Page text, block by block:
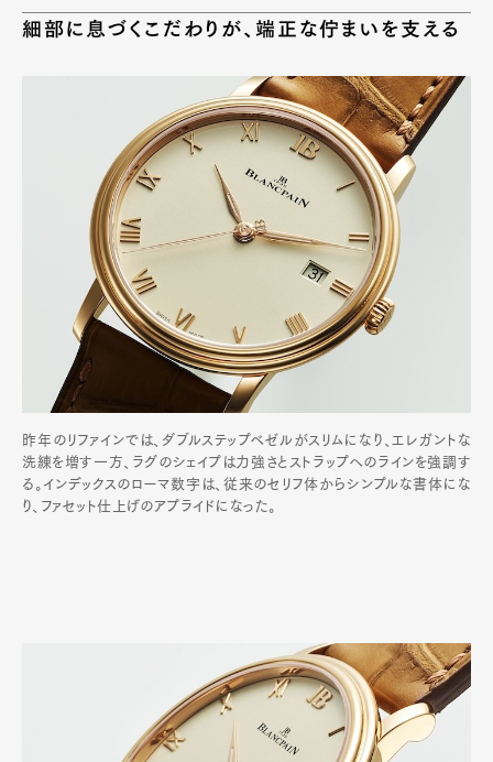
細部に息づくこだわりが、端正な佇まいを支える
昨年のリファインでは、ダブルステップベゼルがスリムになり、エレガントな
洗練を増す一方、ラグのシェイプは力強さとストラップへのラインを強調す
る。インデックスのローマ数字は、従来のセリフ体からシンプルな書体にな
り、ファセット仕上げのアプライドになった。